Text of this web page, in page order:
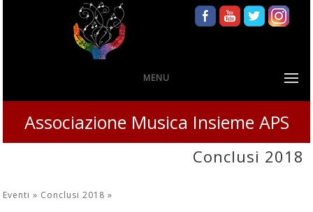
MENU
Associazione Musica Insieme APS
Conclusi 2018
Eventi » Conclusi 2018»